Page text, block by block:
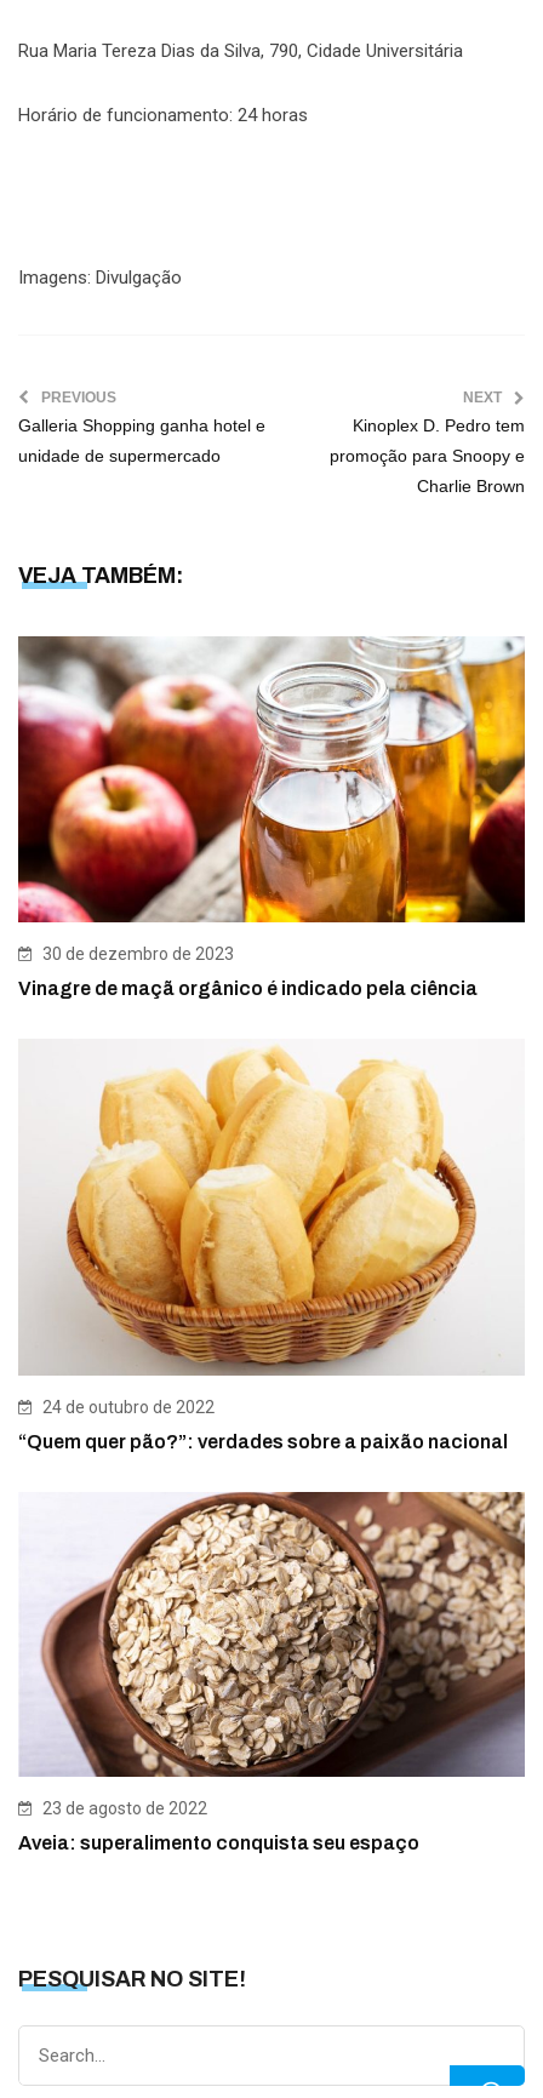
Rua Maria Tereza Dias da Silva, 790, Cidade Universitária
Horário de funcionamento: 24 horas
Imagens: Divulgação
PREVIOUS
Galleria Shopping ganha hotel e
unidade de supermercado
NEXT
Kinoplex D. Pedro tem
promoção para Snoopy e
Charlie Brown
VEJA TAMBÉM:
30 de dezembro de 2023
Vinagre de maçã orgânico é indicado pela ciência
24 de outubro de 2022
“Quem quer pão?”: verdades sobre a paixão nacional
23 de agosto de 2022
Aveia: superalimento conquista seu espaço
PESQUISAR NO SITE!